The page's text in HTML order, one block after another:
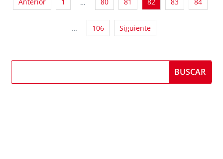
Anterior 1 … 80 81 82 83 84
… 106 Siguiente